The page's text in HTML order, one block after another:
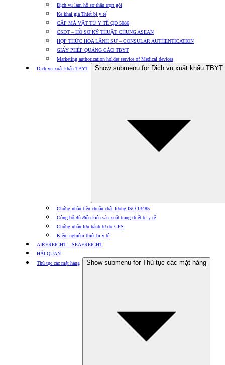
Dịch vụ làm hồ sơ thầu trọn gói
Kê khai giá Thiết bị y tế
CẤP MÃ VẬT TƯ Y TẾ QĐ 5086
CSDT – HỒ SƠ KỸ THUẬT CHUNG ASEAN
HỢP THỨC HÓA LÃNH SỰ – CONSULAR AUTHENTICATION
GIẤY PHÉP QUẢNG CÁO TBYT
Marketing authorization holder service of Medical devices
Dịch vụ xuất khẩu TBYT
Show submenu for Dịch vụ xuất khẩu TBYT
Chứng nhận tiêu chuẩn chất lượng ISO 13485
Công bố đủ điều kiện sản xuất trang thiết bị y tế
Chứng nhận lưu hành tự do CFS
Kiểm nghiệm thiết bị y tế
AIRFREIGHT – SEAFREIGHT
HẢI QUAN
Thủ tục các mặt hàng
Show submenu for Thủ tục các mặt hàng